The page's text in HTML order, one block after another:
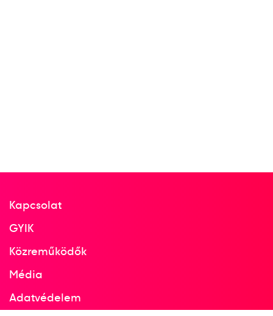
Kapcsolat
GYIK
Közreműködők
Média
Adatvédelem